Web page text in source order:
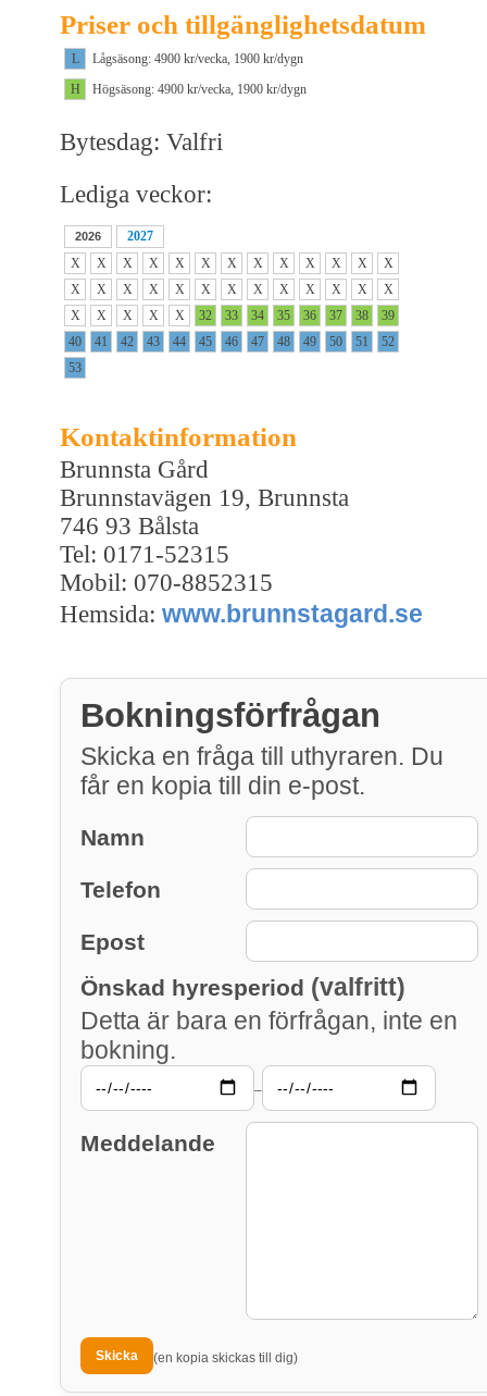
Priser och tillgänglighetsdatum
L
Lågsäsong: 4900 kr/vecka, 1900 kr/dygn
H
Högsäsong: 4900 kr/vecka, 1900 kr/dygn
Bytesdag: Valfri
Lediga veckor:
2026
2027
X
X X X X X X X X X X X
X
X
X X X X X X X X X X X
X
X
X X X X 32 33 34 35 36 37 38
39
40
41 42 43 44 45 46 47 48 49 50 51
52
53
Kontaktinformation
Brunnsta Gård
Brunnstavägen 19, Brunnsta
746 93 Bålsta
Tel: 0171-52315
Mobil: 070-8852315
Hemsida: www.brunnstagard.se
Bokningsförfrågan
Skicka en fråga till uthyraren. Du
får en kopia till din e-post.
Namn
Telefon
Epost
Önskad hyresperiod (valfritt)
Detta är bara en förfrågan, inte en
bokning.
–
Meddelande
(en kopia skickas till dig)